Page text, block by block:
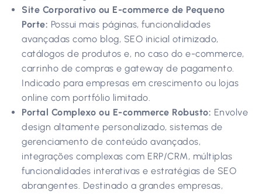
Site Corporativo ou E-commerce de Pequeno
Porte: Possui mais páginas, funcionalidades
avançadas como blog, SEO inicial otimizado,
catálogos de produtos e, no caso do e-commerce,
carrinho de compras e gateway de pagamento.
Indicado para empresas em crescimento ou lojas
online com portfólio limitado.
Portal Complexo ou E-commerce Robusto: Envolve
design altamente personalizado, sistemas de
gerenciamento de conteúdo avançados,
integrações complexas com ERP/CRM, múltiplas
funcionalidades interativas e estratégias de SEO
abrangentes. Destinado a grandes empresas,